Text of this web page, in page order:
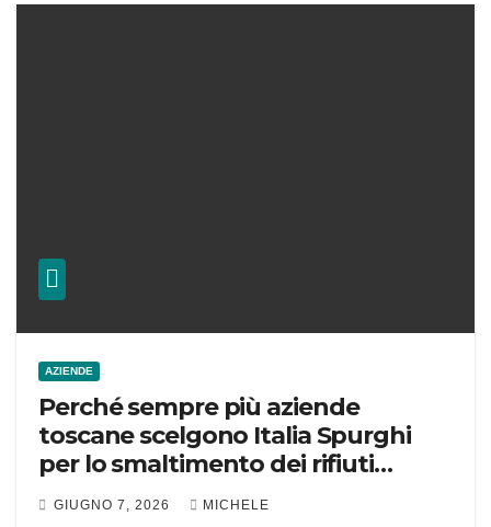
AZIENDE
Perché sempre più aziende
toscane scelgono Italia Spurghi
per lo smaltimento dei rifiuti
speciali
GIUGNO 7, 2026 MICHELE